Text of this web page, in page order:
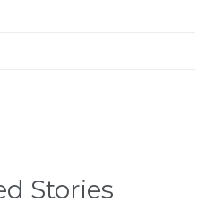
Stories